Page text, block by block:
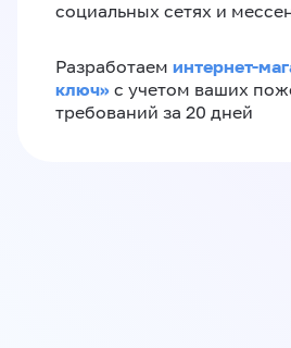
социальных сетях и
Разработаем интернет-
ключ»‎ с учетом ваших
требований за 20 дней